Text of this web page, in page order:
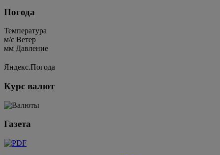
Погода
Температура
м/c Ветер
мм Давление
Яндекс.Погода
Курс валют
Газета